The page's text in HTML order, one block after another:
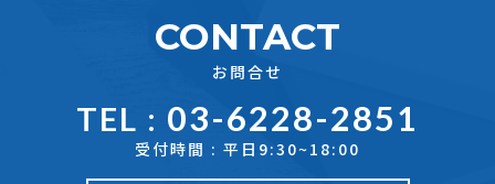
CONTACT
お問合せ
TEL : 03-6228-2851
受付時間 : 平日9:30~18:00